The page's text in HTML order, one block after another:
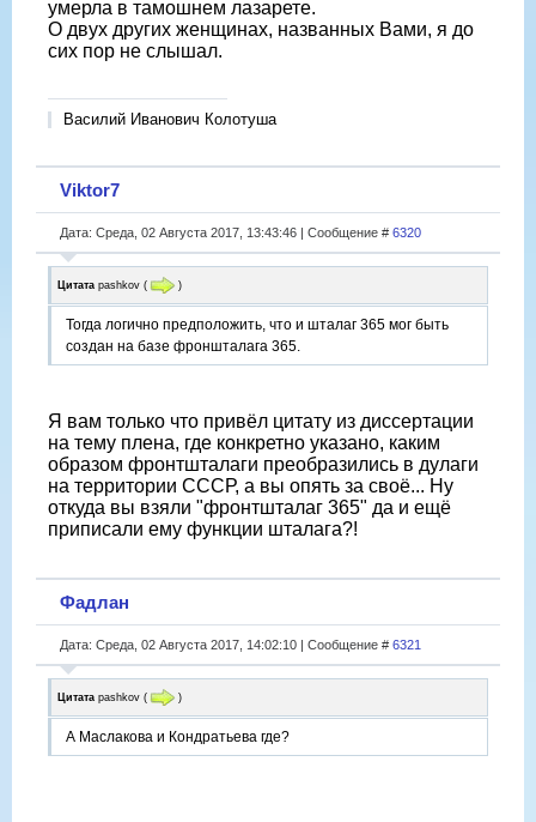
умерла в тамошнем лазарете.
О двух других женщинах, названных Вами, я до
сих пор не слышал.
Василий Иванович Колотуша
Viktor7
Дата: Среда, 02 Августа 2017, 13:43:46 | Сообщение # 6320
Цитата pashkov ( )
Тогда логично предположить, что и шталаг 365 мог быть
создан на базе фроншталага 365.
Я вам только что привёл цитату из диссертации
на тему плена, где конкретно указано, каким
образом фронтшталаги преобразились в дулаги
на территории СССР, а вы опять за своё... Ну
откуда вы взяли "фронтшталаг 365" да и ещё
приписали ему функции шталага?!
Фадлан
Дата: Среда, 02 Августа 2017, 14:02:10 | Сообщение # 6321
Цитата pashkov ( )
А Маслакова и Кондратьева где?